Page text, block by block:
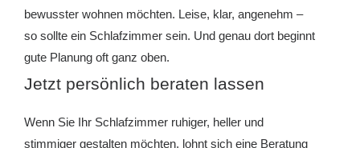
bewusster wohnen möchten. Leise, klar, angenehm –
so sollte ein Schlafzimmer sein. Und genau dort beginnt
gute Planung oft ganz oben.
Jetzt persönlich beraten lassen
Wenn Sie Ihr Schlafzimmer ruhiger, heller und
stimmiger gestalten möchten, lohnt sich eine Beratung